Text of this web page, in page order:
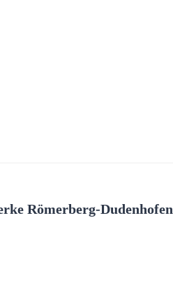
Römerberg-Dudenhofen